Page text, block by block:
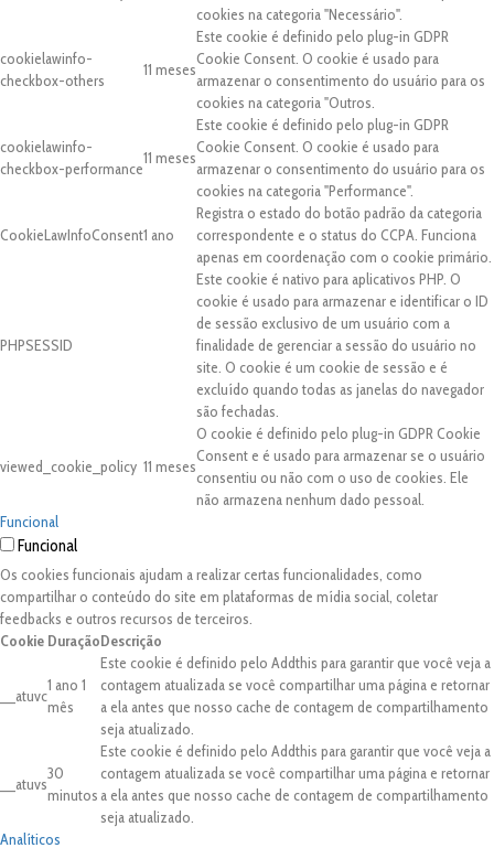
cookies na categoria "Necessário".
cookielawinfo-
checkbox-others
11 meses
Este cookie é definido pelo plug-in GDPR
Cookie Consent. O cookie é usado para
armazenar o consentimento do usuário para os
cookies na categoria "Outros.
cookielawinfo-
checkbox-performance
11 meses
Este cookie é definido pelo plug-in GDPR
Cookie Consent. O cookie é usado para
armazenar o consentimento do usuário para os
cookies na categoria "Performance".
CookieLawInfoConsent1 ano
Registra o estado do botão padrão da categoria
correspondente e o status do CCPA. Funciona
apenas em coordenação com o cookie primário.
PHPSESSID
Este cookie é nativo para aplicativos PHP. O
cookie é usado para armazenar e identificar o ID
de sessão exclusivo de um usuário com a
finalidade de gerenciar a sessão do usuário no
site. O cookie é um cookie de sessão e é
excluído quando todas as janelas do navegador
são fechadas.
viewed_cookie_policy 11 meses
O cookie é definido pelo plug-in GDPR Cookie
Consent e é usado para armazenar se o usuário
consentiu ou não com o uso de cookies. Ele
não armazena nenhum dado pessoal.
Funcional
Funcional
Os cookies funcionais ajudam a realizar certas funcionalidades, como
compartilhar o conteúdo do site em plataformas de mídia social, coletar
feedbacks e outros recursos de terceiros.
Cookie DuraçãoDescrição
__atuvc
1 ano 1
mês
Este cookie é definido pelo Addthis para garantir que você veja a
contagem atualizada se você compartilhar uma página e retornar
a ela antes que nosso cache de contagem de compartilhamento
seja atualizado.
__atuvs
30
minutos
Este cookie é definido pelo Addthis para garantir que você veja a
contagem atualizada se você compartilhar uma página e retornar
a ela antes que nosso cache de contagem de compartilhamento
seja atualizado.
Analíticos